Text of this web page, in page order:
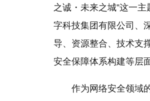
之诚・未来之城”这一
字科技集团有限公司、
导、资源整合、技术支
安全保障体系构建等层
作为网络安全领域